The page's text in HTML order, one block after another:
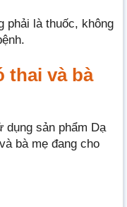
phải là thuốc, không
thai và bà
sản phẩm Dạ
bà mẹ đang cho